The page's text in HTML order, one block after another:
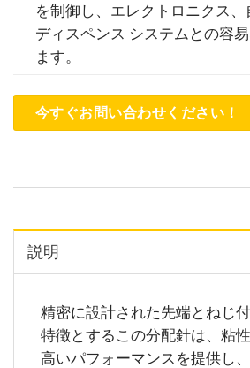
を制御し、エレクトロニクス
ディスペンス システムとの容
ます。
今すぐお問い合わせください！
説明
精密に設計された先端とねじ
特徴とするこの分配針は、粘
高いパフォーマンスを提供し